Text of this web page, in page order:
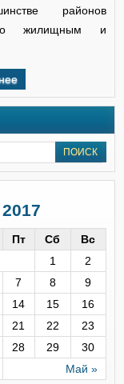
районов
жилищным и
Пт Сб Вс
Май »
1
2
7 8
9
14 15
16
21 22
23
28 29 30